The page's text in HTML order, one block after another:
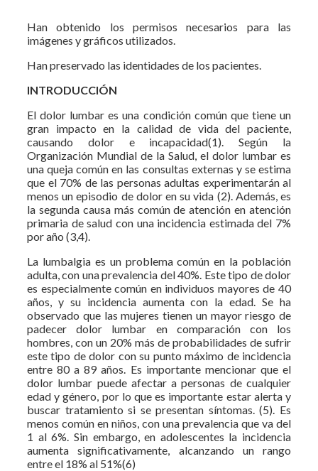
Han obtenido los permisos necesarios para las
imágenes y gráficos utilizados.
Han preservado las identidades de los pacientes.
INTRODUCCIÓN
El dolor lumbar es una condición común que tiene un
gran impacto en la calidad de vida del paciente,
causando dolor e incapacidad(1). Según la
Organización Mundial de la Salud, el dolor lumbar es
una queja común en las consultas externas y se estima
que el 70% de las personas adultas experimentarán al
menos un episodio de dolor en su vida (2). Además, es
la segunda causa más común de atención en atención
primaria de salud con una incidencia estimada del 7%
por año (3,4).
La lumbalgia es un problema común en la población
adulta, con una prevalencia del 40%. Este tipo de dolor
es especialmente común en individuos mayores de 40
años, y su incidencia aumenta con la edad. Se ha
observado que las mujeres tienen un mayor riesgo de
padecer dolor lumbar en comparación con los
hombres, con un 20% más de probabilidades de sufrir
este tipo de dolor con su punto máximo de incidencia
entre 80 a 89 años. Es importante mencionar que el
dolor lumbar puede afectar a personas de cualquier
edad y género, por lo que es importante estar alerta y
buscar tratamiento si se presentan síntomas. (5). Es
menos común en niños, con una prevalencia que va del
1 al 6%. Sin embargo, en adolescentes la incidencia
aumenta significativamente, alcanzando un rango
entre el 18% al 51%(6)